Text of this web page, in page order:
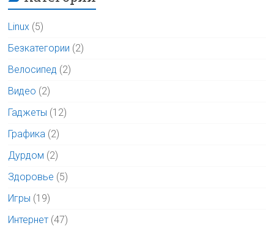
Linux (5)
Безкатегории (2)
Велосипед (2)
Видео (2)
Гаджеты (12)
Графика (2)
Дурдом (2)
Здоровье (5)
Игры (19)
Интернет (47)